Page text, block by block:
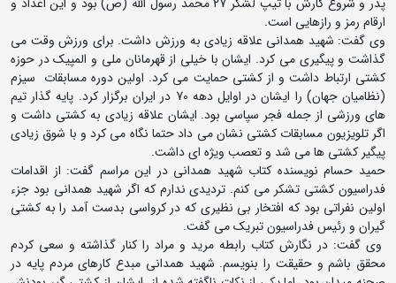
ارقام رمز و رازهایی است.
وی گفت: شهید همدانی علاقه زیادی به ورزش داشت. برای ورزش وقت می
گذاشت و پیگیری می کرد. ایشان با خیلی از قهرمانان ملی و المپیک در حوزه
کشتی ارتباط داشت و از کشتی حمایت می کرد. اولین دوره مسابقات سیزم
(نظامیان جهان) را ایشان در اوایل دهه 70 در ایران برگزار کرد. پایه گذار تیم
های ورزشی از جمله فجر سپاسی بود. ایشان علاقه زیادی به کشتی داشت و
اگر تلویزیون مسابقات کشتی نشان می داد حتما نگاه می کرد و با شوق زیادی
پیگیر کشتی ها می شد و تعصب ویژه ای داشت.
حمید حسام نویسنده کتاب شهید همدانی در این مراسم گفت: از اقدامات
فدراسیون کشتی تشکر می کنم. تردیدی ندارم که اگر شهید همدانی بود جزء
اولین نفراتی بود که افتخار بی نظیری که در کرواسی بدست آمد را به کشتی
گیران و رئیس فدراسیون تبریک می گفت.
وی گفت: در نگارش کتاب رابطه مرید و مراد را کنار گذاشته و سعی کردم
محقق باشم و حقیقت را بنویسم. شهید همدانی مبدع کارهای مردم پایه در